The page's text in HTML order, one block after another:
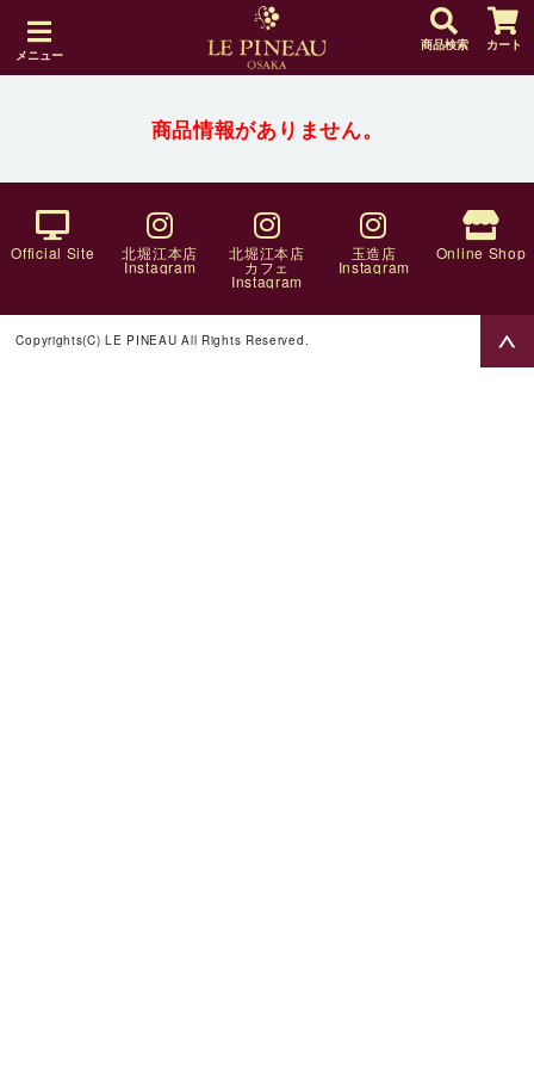
メニュー
商品検索 カート
商品情報がありません。
Official Site 北堀江本店
Instagram
北堀江本店
カフェ
Instagram
玉造店
Instagram
Online Shop
Copyrights(C) LE PINEAU All Rights Reserved.